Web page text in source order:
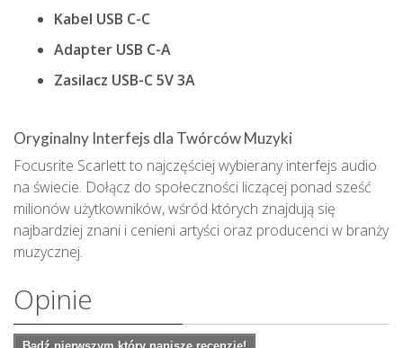
Kabel USB C-C
Adapter USB C-A
Zasilacz USB-C 5V 3A
Oryginalny Interfejs dla Twórców Muzyki
Focusrite Scarlett to najczęściej wybierany interfejs audio
na świecie. Dołącz do społeczności liczącej ponad sześć
milionów użytkowników, wśród których znajdują się
najbardziej znani i cenieni artyści oraz producenci w branży
muzycznej.
Opinie